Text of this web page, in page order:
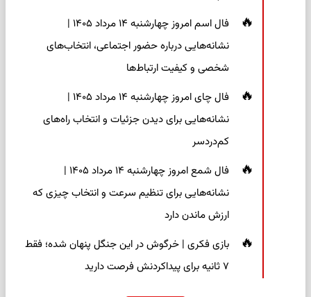
فال اسم امروز چهارشنبه ۱۴ مرداد ۱۴۰۵ |
نشانه‌هایی درباره حضور اجتماعی، انتخاب‌های
شخصی و کیفیت ارتباط‌ها
فال چای امروز چهارشنبه ۱۴ مرداد ۱۴۰۵ |
نشانه‌هایی برای دیدن جزئیات و انتخاب راه‌های
کم‌دردسر
فال شمع امروز چهارشنبه ۱۴ مرداد ۱۴۰۵ |
نشانه‌هایی برای تنظیم سرعت و انتخاب چیزی که
ارزش ماندن دارد
بازی فکری | خرگوش در این جنگل پنهان شده؛ فقط
۷ ثانیه برای پیداکردنش فرصت دارید